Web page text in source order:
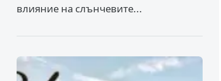
влияние на слънчевите...